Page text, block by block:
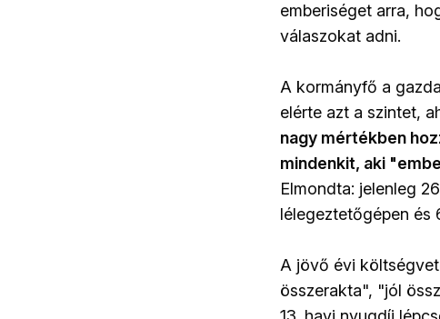
emberiséget arra,
válaszokat adni.
A kormányfő a
elérte azt a szintet,
nagy mértékben
mindenkit, aki
Elmondta: jelenleg
lélegeztetőgépen és
A jövő évi
összerakta", "jól